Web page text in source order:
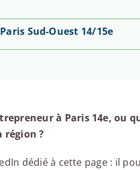
Sud-Ouest 14/15e
à Paris 14e, ou
région ?
dédié à cette page : il